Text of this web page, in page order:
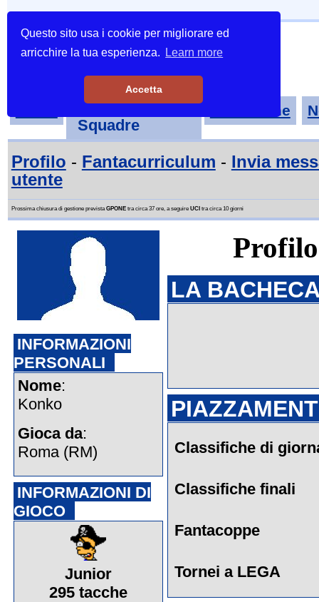
Questo sito usa i cookie per migliorare ed
arricchire la tua esperienza.
Learn more
Accetta
Tornei-
Squadre
Classifiche
Profilo - Fantacurriculum - Invia
utente
Prossima chiusura di gestione previstaGPONEtra circa 37 ore, a seguire UCI tra circa 10 giorni
INFORMAZIONI
PERSONALI
Nome:
Konko
Gioca da:
Roma (RM)
INFORMAZIONI DI
GIOCO
Junior
295 tacche
LA
Classifiche di
Classifiche finali
Fantacoppe
Tornei a LEGA